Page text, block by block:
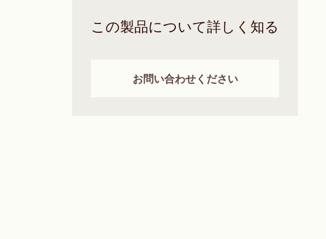
この製品について詳しく知る
お問い合わせください